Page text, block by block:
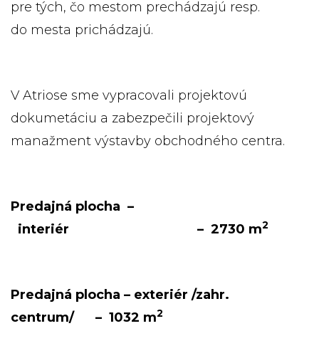
pre tých, čo mestom prechádzajú resp.
do mesta prichádzajú.
V Atriose sme vypracovali projektovú
dokumetáciu a zabezpečili projektový
manažment výstavby obchodného centra.
Predajná plocha –
interiér – 2730 m2
Predajná plocha – exteriér /zahr.
centrum/ – 1032 m2